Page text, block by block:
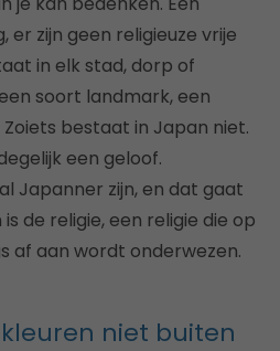
er zijn geen religieuze vrije
in elk stad, dorp of
soort landmark, een
bestaat in Japan niet.
een geloof.
Japanner zijn, en dat gaat
de religie, een religie die op
af aan wordt onderwezen.
niet buiten